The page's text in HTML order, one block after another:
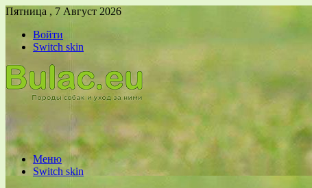
Пятница , 7 Август 2026
Войти
Switch skin
Меню
Switch skin